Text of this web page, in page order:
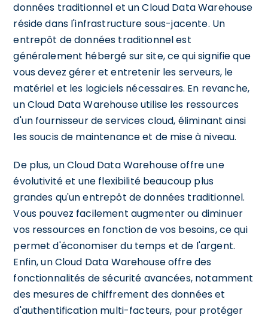
données traditionnel et un Cloud Data Warehouse
réside dans l'infrastructure sous-jacente. Un
entrepôt de données traditionnel est
généralement hébergé sur site, ce qui signifie que
vous devez gérer et entretenir les serveurs, le
matériel et les logiciels nécessaires. En revanche,
un Cloud Data Warehouse utilise les ressources
d'un fournisseur de services cloud, éliminant ainsi
les soucis de maintenance et de mise à niveau.
De plus, un Cloud Data Warehouse offre une
évolutivité et une flexibilité beaucoup plus
grandes qu'un entrepôt de données traditionnel.
Vous pouvez facilement augmenter ou diminuer
vos ressources en fonction de vos besoins, ce qui
permet d'économiser du temps et de l'argent.
Enfin, un Cloud Data Warehouse offre des
fonctionnalités de sécurité avancées, notamment
des mesures de chiffrement des données et
d'authentification multi-facteurs, pour protéger